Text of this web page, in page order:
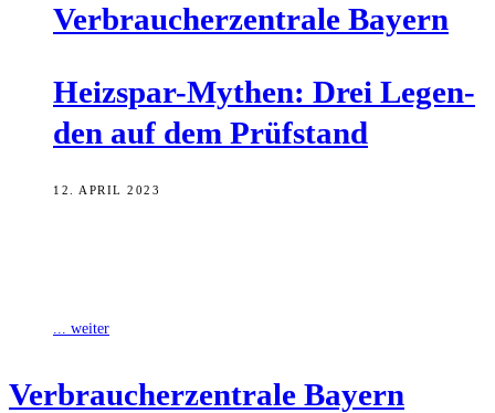
Ver­brau­cher­zen­tra­le Bayern
Heiz­spar-Mythen: Drei Legen­
den auf dem Prüfstand
12. APRIL 2023
... weiter
Ver­brau­cher­zen­tra­le Bayern